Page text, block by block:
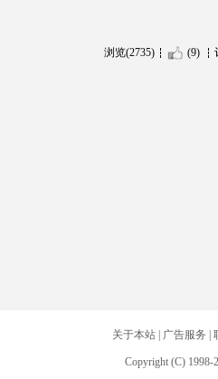
浏览(2735) (9)
关于本站| 广告服务
Copyright (C) 1998-